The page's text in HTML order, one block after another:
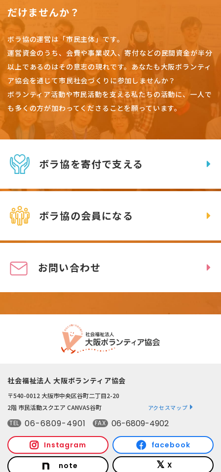
だけませんか？
ボラ協の運営は「市民主体」です。
運営資金のうち、会費や事業収入、寄付などの民間資金が半分
以上であるのはその意志の現れです。 あなたも大阪ボランティ
ア協会を通じて市民社会づくりに参加しませんか？
ボランティア活動や市民活動を支える私たちの活動に、一人で
も多くの方が加わってくださることを願っています。
ボラ協を寄付で支える
ボラ協の会員になる
お問い合わせ
社会福祉法人 大阪ボランティア協会
〒540-0012 大阪市中央区谷町二丁目2-20
2階 市民活動スクエア CANVAS谷町
アクセスマップ
TEL 06-6809-4901 FAX 06-6809-4902
Instagram facebook
note X